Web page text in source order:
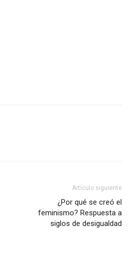
Artículo siguiente
¿Por qué se creó el
feminismo? Respuesta a
siglos de desigualdad